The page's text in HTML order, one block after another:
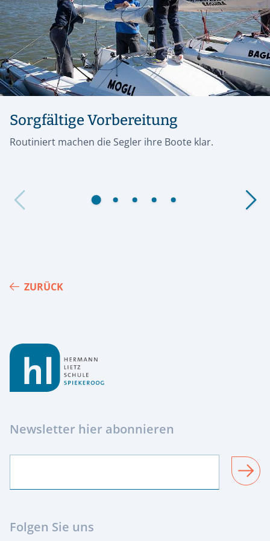
Sorgfältige Vorbereitung
Routiniert machen die Segler ihre Boote klar.
ZURÜCK
Newsletter hier abonnieren
SENDEN
Folgen Sie uns